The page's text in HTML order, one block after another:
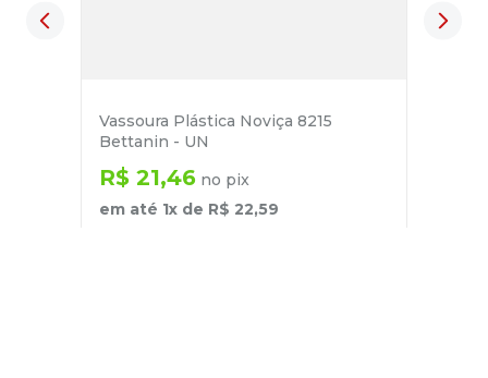
Vassoura Plástica Noviça 8215
Bettanin - UN
R$ 21,46 no pix
em até 1x de R$ 22,59